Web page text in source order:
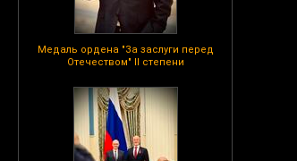
Медаль ордена "За заслуги перед
Отечеством" II степени